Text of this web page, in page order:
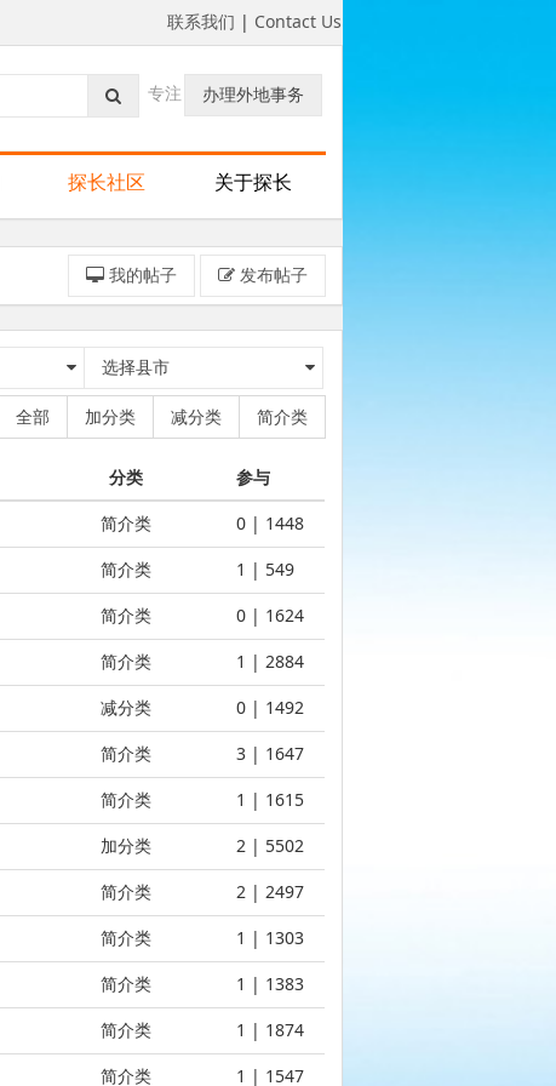
联系我们 | Contact Us
专注 办理外地事务
探长社区 关于探长
我的帖子 发布帖子
选择县市
全部 加分类 减分类 简介类
分类 参与
简介类 0 | 1448
简介类 1 | 549
简介类 0 | 1624
简介类 1 | 2884
减分类 0 | 1492
简介类 3 | 1647
简介类 1 | 1615
加分类 2 | 5502
简介类 2 | 2497
简介类 1 | 1303
简介类 1 | 1383
简介类 1 | 1874
简介类 1 | 1547